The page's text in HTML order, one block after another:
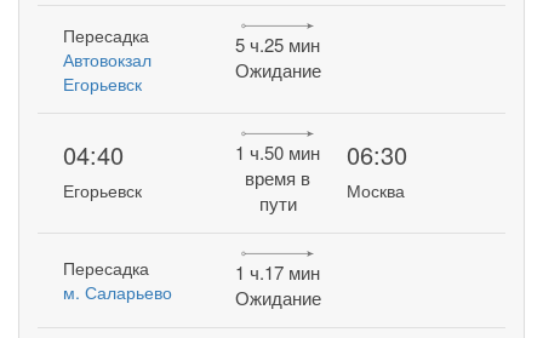
Пересадка
Автовокзал
Егорьевск
5 ч.25 мин
Ожидание
04:40
Егорьевск
1 ч.50 мин
время в
пути
06:30
Москва
Пересадка
м. Саларьево
1 ч.17 мин
Ожидание